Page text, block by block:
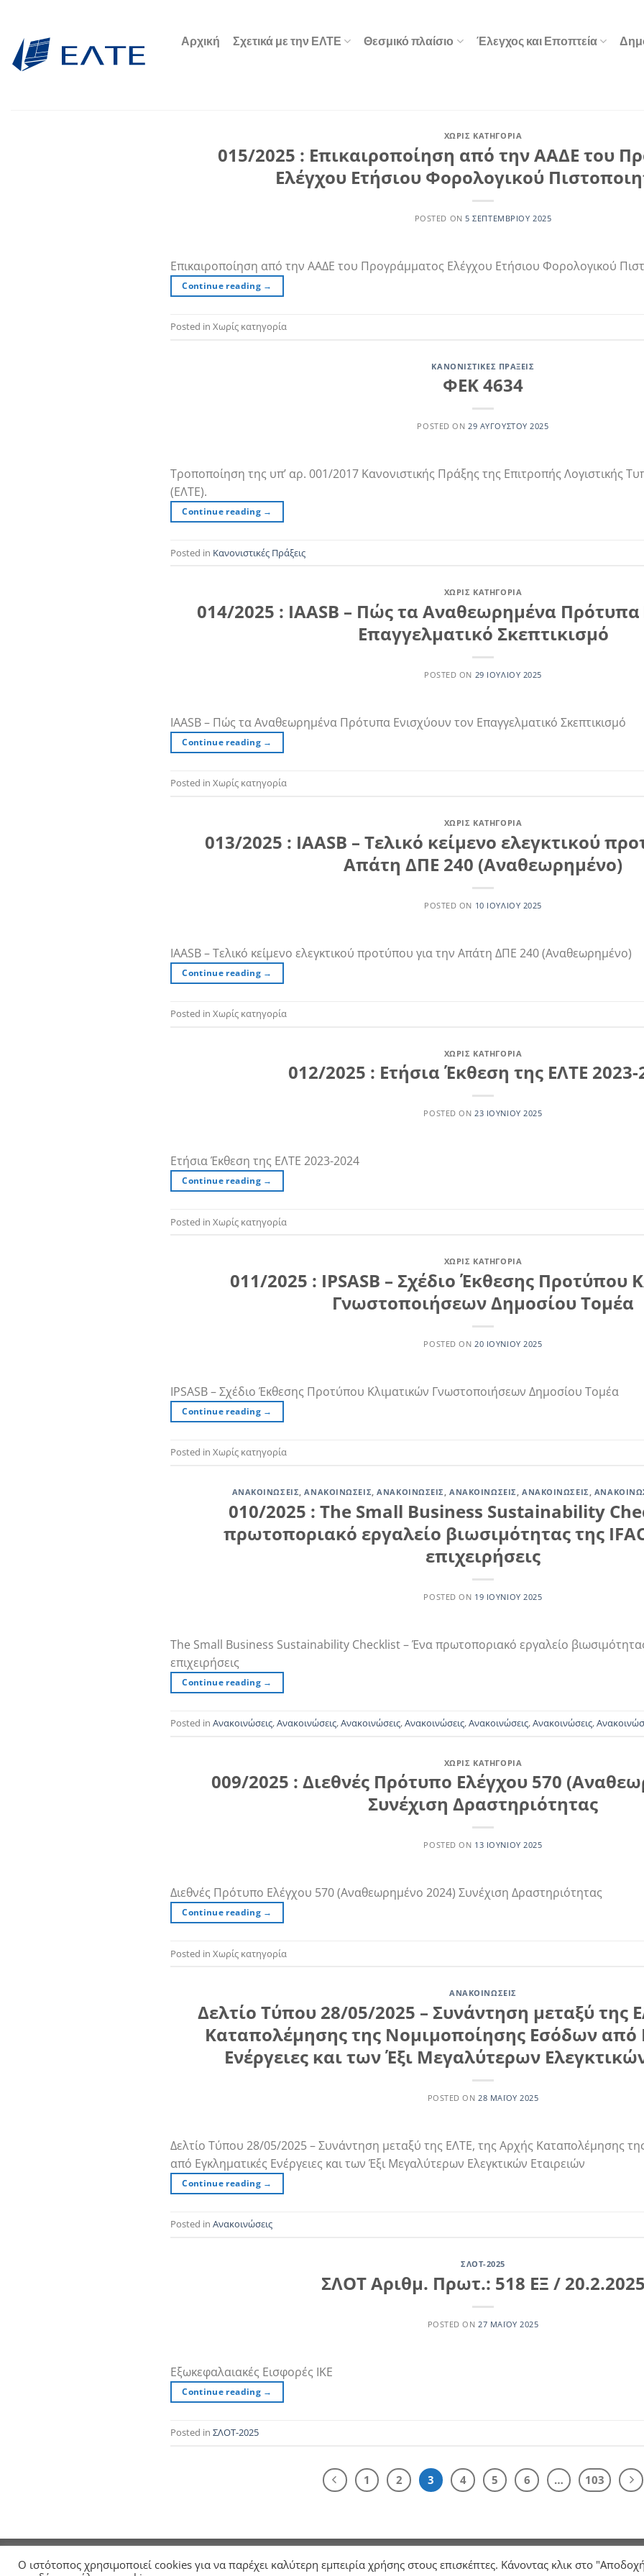
περιεχόμενο
Αρχική Σχετικά με την ΕΛΤΕ Θεσμικό πλαίσιο Έλεγχος και Εποπτεία
ΧΩΡΊΣ ΚΑΤΗΓΟΡΊΑ
015/2025 : Επικαιροποίηση από την ΑΑΔΕ του
Ελέγχου Ετήσιου Φορολογικού
POSTED ON 5 ΣΕΠΤΕΜΒΡΊΟΥ 2025
Επικαιροποίηση από την ΑΑΔΕ του Προγράμματος Ελέγχου Ετήσιου Φορολογικού
Continue reading →
Posted in Χωρίς κατηγορία
ΚΑΝΟΝΙΣΤΙΚΈΣ ΠΡΆΞΕΙΣ
ΦΕΚ 4634
POSTED ON29 ΑΥΓΟΎΣΤΟΥ 2025
Τροποποίηση της υπ’ αρ. 001/2017 Κανονιστικής Πράξης της Επιτροπής Λογιστικής
(ΕΛΤΕ).
Continue reading →
Posted in Κανονιστικές Πράξεις
ΧΩΡΊΣ ΚΑΤΗΓΟΡΊΑ
014/2025 : IAASB – Πώς τα Αναθεωρημένα Πρότυπα
Επαγγελματικό Σκεπτικισμό
POSTED ON 29 ΙΟΥΛΊΟΥ 2025
IAASB – Πώς τα Αναθεωρημένα Πρότυπα Ενισχύουν τον Επαγγελματικό Σκεπτικισμό
Continue reading →
Posted in Χωρίς κατηγορία
ΧΩΡΊΣ ΚΑΤΗΓΟΡΊΑ
013/2025 : IAASB – Τελικό κείμενο ελεγκτικού
Απάτη ΔΠΕ 240 (Αναθεωρημένο)
POSTED ON 10 ΙΟΥΛΊΟΥ 2025
IAASB – Τελικό κείμενο ελεγκτικού προτύπου για την Απάτη ΔΠΕ 240 (Αναθεωρημένο)
Continue reading →
Posted in Χωρίς κατηγορία
ΧΩΡΊΣ ΚΑΤΗΓΟΡΊΑ
012/2025 : Ετήσια Έκθεση της ΕΛΤΕ 2023-
POSTED ON23 ΙΟΥΝΊΟΥ 2025
Ετήσια Έκθεση της ΕΛΤΕ 2023-2024
Continue reading →
Posted in Χωρίς κατηγορία
ΧΩΡΊΣ ΚΑΤΗΓΟΡΊΑ
011/2025 : IPSASB – Σχέδιο Έκθεσης Προτύπου
Γνωστοποιήσεων Δημοσίου Τομέα
POSTED ON 20 ΙΟΥΝΊΟΥ 2025
IPSASB – Σχέδιο Έκθεσης Προτύπου Κλιματικών Γνωστοποιήσεων Δημοσίου Τομέα
Continue reading →
Posted in Χωρίς κατηγορία
ΑΝΑΚΟΙΝΏΣΕΙΣ ,ΑΝΑΚΟΙΝΏΣΕΙΣ ,ΑΝΑΚΟΙΝΏΣΕΙΣ ,ΑΝΑΚΟΙΝΏΣΕΙΣ ΑΝΑΚΟΙΝΏΣΕΙΣ
010/2025 : The Small Business Sustainability
πρωτοποριακό εργαλείο βιωσιμότητας της
επιχειρήσεις
POSTED ON 19 ΙΟΥΝΊΟΥ 2025
The Small Business Sustainability Checklist – Ένα πρωτοποριακό εργαλείο βιωσιμότητας
επιχειρήσεις
Continue reading →
Posted in Ανακοινώσεις,Ανακοινώσεις,Ανακοινώσεις,Ανακοινώσεις,Ανακοινώσεις,Ανακοινώσεις,
ΧΩΡΊΣ ΚΑΤΗΓΟΡΊΑ
009/2025 : Διεθνές Πρότυπο Ελέγχου 570
Συνέχιση Δραστηριότητας
POSTED ON 13 ΙΟΥΝΊΟΥ 2025
Διεθνές Πρότυπο Ελέγχου 570 (Αναθεωρημένο 2024) Συνέχιση Δραστηριότητας
Continue reading →
Posted in Χωρίς κατηγορία
ΑΝΑΚΟΙΝΏΣΕΙΣ
Δελτίο Τύπου 28/05/2025 – Συνάντηση μεταξύ της
Καταπολέμησης της Νομιμοποίησης Εσόδων από
Ενέργειες και των Έξι Μεγαλύτερων
POSTED ON 28 ΜΑΪ́ΟΥ 2025
Δελτίο Τύπου 28/05/2025 – Συνάντηση μεταξύ της ΕΛΤΕ, της Αρχής Καταπολέμησης
από Εγκληματικές Ενέργειες και των Έξι Μεγαλύτερων Ελεγκτικών Εταιρειών
Continue reading →
Posted in Ανακοινώσεις
ΣΛΟΤ-2025
ΣΛΟΤ Αριθμ. Πρωτ.: 518 ΕΞ / 20.2.2025
POSTED ON 27 ΜΑΪ́ΟΥ 2025
Εξωκεφαλαιακές Εισφορές ΙΚΕ
Continue reading →
Posted in ΣΛΟΤ-2025
1 2 3 4 5 6 … 103
Ο ιστότοπος χρησιμοποιεί cookies για να παρέχει καλύτερη εμπειρία χρήσης στους επισκέπτες. Κάνοντας κλικ στο